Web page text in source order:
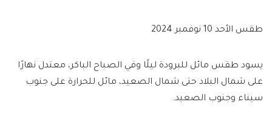
طقس الأحد 10 نوفمبر 2024
يسود طقس مائل للبرودة ليلًا وفي الصباح الباكر، معتدل نهارًا
على شمال البلاد حتى شمال الصعيد، مائل للحرارة على جنوب
سيناء وجنوب الصعيد.